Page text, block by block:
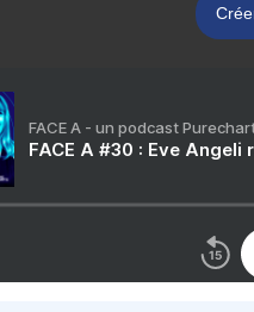
FACE A - un podcast
FACE A #30 : Eve